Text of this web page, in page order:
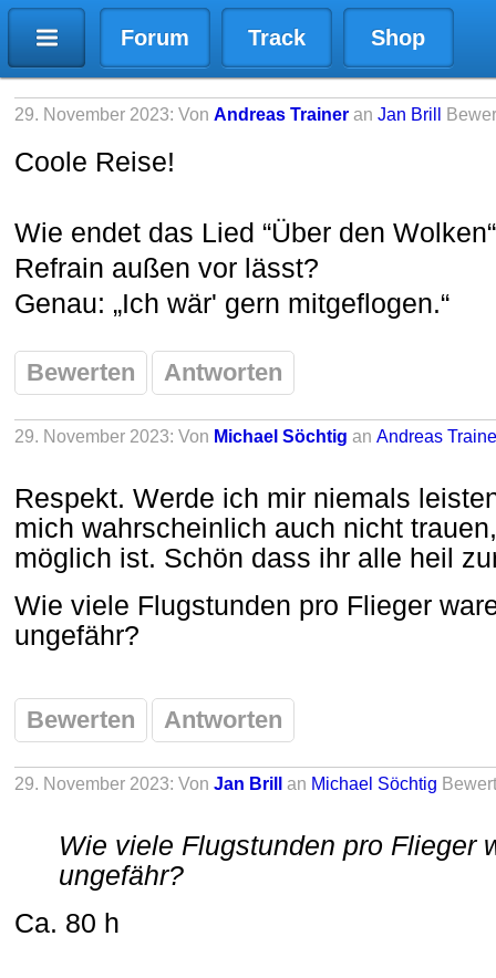
Forum Track Shop
29. November 2023: Von Andreas Trainer an Jan Brill
Coole Reise!
Wie endet das Lied “Über den
Refrain außen vor lässt?
Genau: „Ich wär' gern mitgeflogen.“
Bewerten Antworten
29. November 2023: Von Michael Söchtig an Andreas
Respekt. Werde ich mir niemals
mich wahrscheinlich auch nicht
möglich ist. Schön dass ihr alle heil
Wie viele Flugstunden pro Flieger
ungefähr?
Bewerten Antworten
29. November 2023: Von Jan Brill an Michael Söchtig
Wie viele Flugstunden pro Flieger
ungefähr?
Ca. 80 h